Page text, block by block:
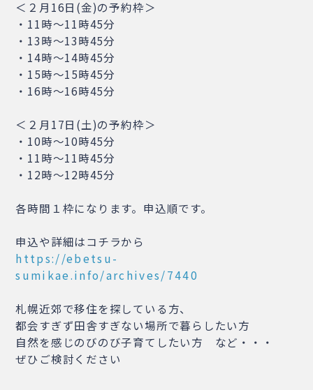
＜２月16日(金)の予約枠＞
・11時～11時45分
・13時～13時45分
・14時～14時45分
・15時～15時45分
・16時～16時45分
＜２月17日(土)の予約枠＞
・10時～10時45分
・11時～11時45分
・12時～12時45分
各時間１枠になります。申込順です。
申込や詳細はコチラから
https://ebetsu-
sumikae.info/archives/7440
札幌近郊で移住を探している方、
都会すぎず田舎すぎない場所で暮らしたい方
自然を感じのびのび子育てしたい方 など・・・
ぜひご検討ください